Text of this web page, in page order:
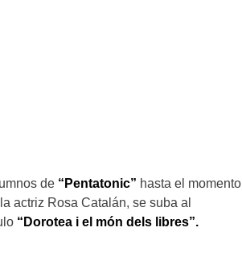
de “Pentatonic” hasta el momento
actriz Rosa Catalán, se suba al
“Dorotea i el món dels libres”.